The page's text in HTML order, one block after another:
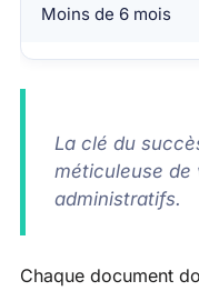
Moins de 6 mois
La clé du
méticuleuse de
administratifs.
Chaque document